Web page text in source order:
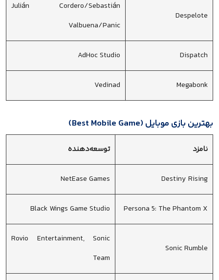
Despelote
Julián Cordero/Sebastián
Valbuena/Panic
Dispatch
AdHoc Studio
Megabonk
Vedinad
بهترین بازی موبایل (Best Mobile Game)
نامزد توسعه‌دهنده
Destiny Rising
NetEase Games
Persona 5: The Phantom X
Black Wings Game Studio
Sonic Rumble
Rovio Entertainment, Sonic
Team